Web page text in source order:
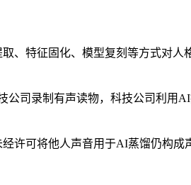
特征固化、模型复刻等方式对人
司录制有声读物，科技公司利用
可将他人声音用于AI蒸馏仍构成